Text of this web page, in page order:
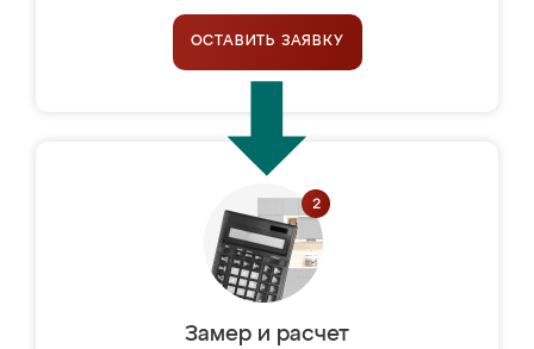
ОСТАВИТЬ ЗАЯВКУ
Замер и расчет